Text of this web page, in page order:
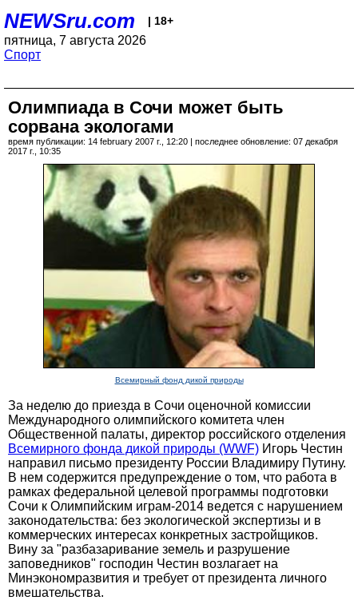
NEWSru.com | 18+
пятница, 7 августа 2026
Спорт
Олимпиада в Сочи может быть
сорвана экологами
время публикации: 14 february 2007 г., 12:20 | последнее обновление: 07 декабря
2017 г., 10:35
Всемирный фонд дикой природы
За неделю до приезда в Сочи оценочной комиссии
Международного олимпийского комитета член
Общественной палаты, директор российского отделения
Всемирного фонда дикой природы (WWF) Игорь Честин
направил письмо президенту России Владимиру Путину.
В нем содержится предупреждение о том, что работа в
рамках федеральной целевой программы подготовки
Сочи к Олимпийским играм-2014 ведется с нарушением
законодательства: без экологической экспертизы и в
коммерческих интересах конкретных застройщиков.
Вину за "разбазаривание земель и разрушение
заповедников" господин Честин возлагает на
Минэкономразвития и требует от президента личного
вмешательства.